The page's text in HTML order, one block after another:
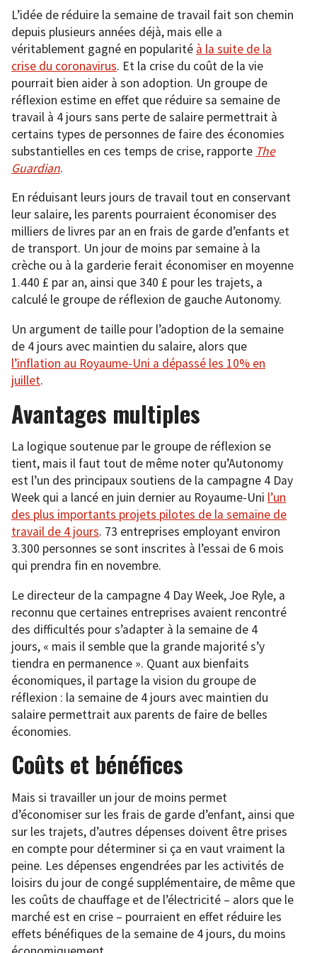
L’idée de réduire la semaine de travail fait son chemin
depuis plusieurs années déjà, mais elle a
véritablement gagné en popularité à la suite de la
crise du coronavirus. Et la crise du coût de la vie
pourrait bien aider à son adoption. Un groupe de
réflexion estime en effet que réduire sa semaine de
travail à 4 jours sans perte de salaire permettrait à
certains types de personnes de faire des économies
substantielles en ces temps de crise, rapporte The
Guardian.
En réduisant leurs jours de travail tout en conservant
leur salaire, les parents pourraient économiser des
milliers de livres par an en frais de garde d’enfants et
de transport. Un jour de moins par semaine à la
crèche ou à la garderie ferait économiser en moyenne
1.440 £ par an, ainsi que 340 £ pour les trajets, a
calculé le groupe de réflexion de gauche Autonomy.
Un argument de taille pour l’adoption de la semaine
de 4 jours avec maintien du salaire, alors que
l’inflation au Royaume-Uni a dépassé les 10% en
juillet.
Avantages multiples
La logique soutenue par le groupe de réflexion se
tient, mais il faut tout de même noter qu’Autonomy
est l’un des principaux soutiens de la campagne 4 Day
Week qui a lancé en juin dernier au Royaume-Uni l’un
des plus importants projets pilotes de la semaine de
travail de 4 jours. 73 entreprises employant environ
3.300 personnes se sont inscrites à l’essai de 6 mois
qui prendra fin en novembre.
Le directeur de la campagne 4 Day Week, Joe Ryle, a
reconnu que certaines entreprises avaient rencontré
des difficultés pour s’adapter à la semaine de 4
jours, « mais il semble que la grande majorité s’y
tiendra en permanence ». Quant aux bienfaits
économiques, il partage la vision du groupe de
réflexion : la semaine de 4 jours avec maintien du
salaire permettrait aux parents de faire de belles
économies.
Coûts et bénéfices
Mais si travailler un jour de moins permet
d’économiser sur les frais de garde d’enfant, ainsi que
sur les trajets, d’autres dépenses doivent être prises
en compte pour déterminer si ça en vaut vraiment la
peine. Les dépenses engendrées par les activités de
loisirs du jour de congé supplémentaire, de même que
les coûts de chauffage et de l’électricité – alors que le
marché est en crise – pourraient en effet réduire les
effets bénéfiques de la semaine de 4 jours, du moins